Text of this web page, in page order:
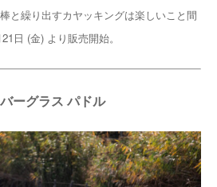
と繰り出すカヤッキングは楽しいこと間
日 (金) より販売開始。
ーグラス パドル